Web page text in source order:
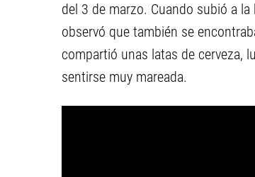
del 3 de marzo. Cuando subió a
observó que también se
compartió unas latas de cerveza,
sentirse muy mareada.